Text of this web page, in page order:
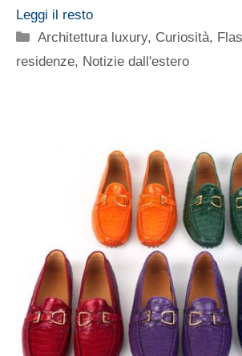
Leggi il resto
Categorie
Architettura luxury, Curiosità,
residenze, Notizie dall'estero